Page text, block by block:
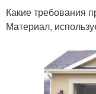
Какие требования
Материал,